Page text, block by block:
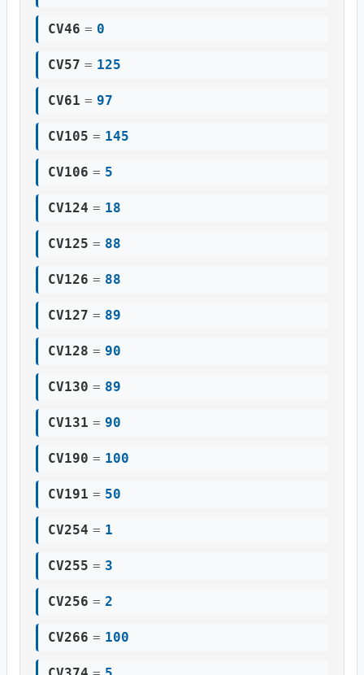
CV46 = 0
CV57 = 125
CV61 = 97
CV105 = 145
CV106 = 5
CV124 = 18
CV125 = 88
CV126 = 88
CV127 = 89
CV128 = 90
CV130 = 89
CV131 = 90
CV190 = 100
CV191 = 50
CV254 = 1
CV255 = 3
CV256 = 2
CV266 = 100